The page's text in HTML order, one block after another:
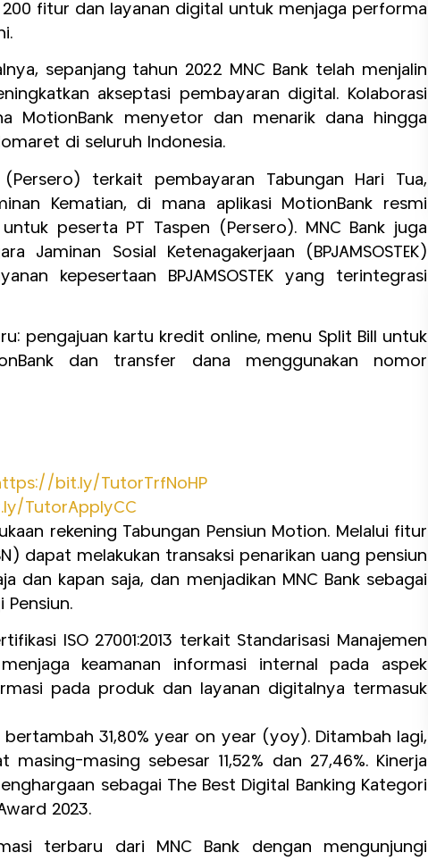
fitur dan layanan digital untuk menjaga performa
sepanjang tahun 2022 MNC Bank telah menjalin
akseptasi pembayaran digital. Kolaborasi
MotionBank menyetor dan menarik dana hingga
di seluruh Indonesia.
terkait pembayaran Tabungan Hari Tua,
Kematian, di mana aplikasi MotionBank resmi
peserta PT Taspen (Persero). MNC Bank juga
Jaminan Sosial Ketenagakerjaan (BPJAMSOSTEK)
kepesertaan BPJAMSOSTEK yang terintegrasi
pengajuan kartu kredit online, menu Split Bill untuk
dan transfer dana menggunakan nomor
bit.ly/TutorTrfNoHP
TutorApplyCC
rekening Tabungan Pensiun Motion. Melalui fitur
dapat melakukan transaksi penarikan uang pensiun
dan kapan saja, dan menjadikan MNC Bank sebagai
ISO 27001:2013 terkait Standarisasi Manajemen
keamanan informasi internal pada aspek
pada produk dan layanan digitalnya termasuk
31,80% year on year (yoy). Ditambah lagi,
masing sebesar 11,52% dan 27,46%. Kinerja
sebagai The Best Digital Banking Kategori
2023.
terbaru dari MNC Bank dengan mengunjungi